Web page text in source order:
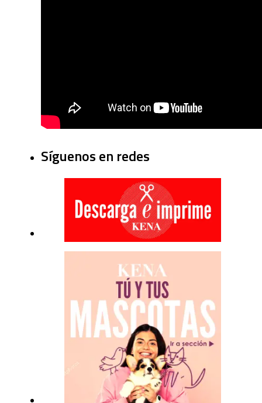
Síguenos en redes